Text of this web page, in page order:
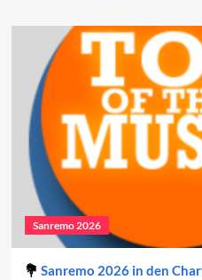
Sanremo 2026
Sanremo 2026 in den